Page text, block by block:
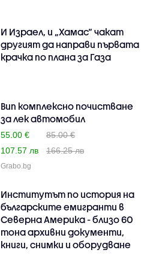
И Израел, и „Хамас“ чакат
другият да направи първата
крачка по плана за Газа
Вип комплексно почистване
за лек автомобил
55.00 €
85.00 €
107.57 лв
166.25 лв
Grabo.bg
Институтът по история на
българските емигранти в
Северна Америка - близо 60
тона архивни документи,
книги, снимки и оборудване